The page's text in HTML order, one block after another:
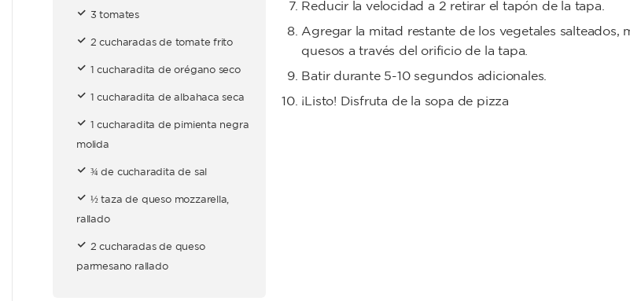
3 tomates
2 cucharadas de tomate frito
1 cucharadita de orégano seco
1 cucharadita de albahaca seca
1 cucharadita de pimienta negra
molida
¾ de cucharadita de sal
½ taza de queso mozzarella,
rallado
2 cucharadas de queso
parmesano rallado
Reducir la velocidad a 2 retirar el tapón de la tapa.
Agregar la mitad restante de los vegetales salteados,
quesos a través del orificio de la tapa.
Batir durante 5-10 segundos adicionales.
¡Listo! Disfruta de la sopa de pizza